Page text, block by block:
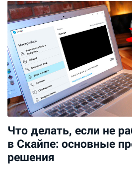
Что делать, если не
в Скайпе: основные
решения